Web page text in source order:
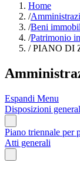
Home
/
/Beni
/Patrimonio
/PIANO DI
Espandi Menu
Disposizioni
Piano triennale per
Atti generali